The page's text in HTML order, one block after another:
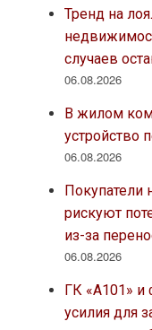
Тренд на
случаев
06.08.2026
В жилом
устройство
06.08.2026
Покупатели
рискуют
из-за
06.08.2026
ГК «А101»
усилия для